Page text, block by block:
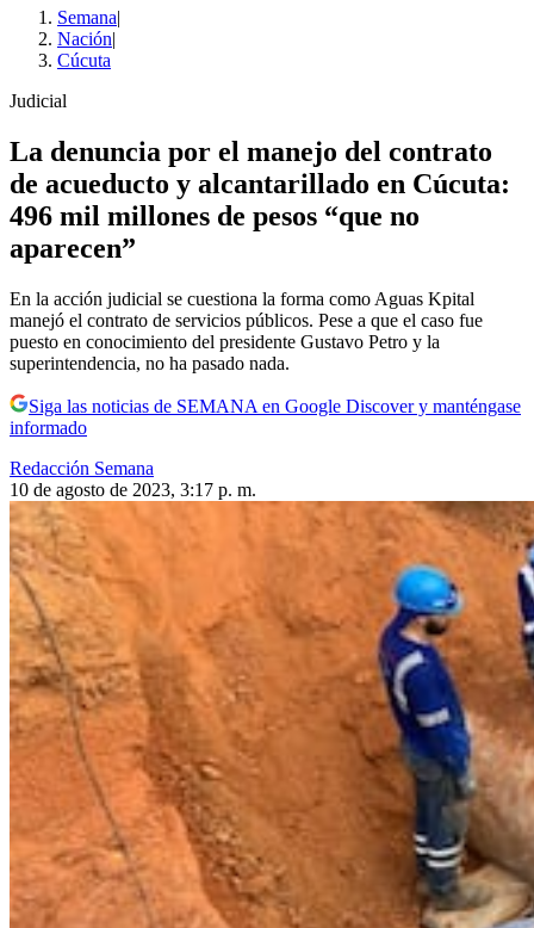
Semana|
Nación|
Cúcuta
Judicial
La denuncia por el manejo del contrato
de acueducto y alcantarillado en Cúcuta:
496 mil millones de pesos “que no
aparecen”
En la acción judicial se cuestiona la forma como Aguas Kpital
manejó el contrato de servicios públicos. Pese a que el caso fue
puesto en conocimiento del presidente Gustavo Petro y la
superintendencia, no ha pasado nada.
Siga las noticias de SEMANA en Google Discover y manténgase
informado
Redacción Semana
10 de agosto de 2023, 3:17 p. m.